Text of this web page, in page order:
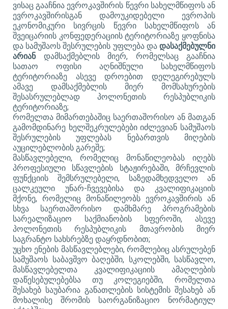
ვისაც გააჩნია ევროკავშირის წევრი სახელმწიფოს ან
ევროკავშირისგან დამოუკიდებელი ევროპის
ეკონომიკური სივრცის წევრი სახელმწიფოს ან
შვეიცარიის კონფედერაციის ტერიტორიაზე ყოფნისა
და სამუშაოს შესრულების უფლება და დასაქმებულნი
არიანდამსაქმებლის მიერ, რომელსაც გააჩნია
სათაო ოფისი აღნიშნული სახელმწიფოს
ტერიტორიაზე ასევე დროებით დელეგირებულს
ამავე დამსაქმებლის მიერ მომსახურების
შესასრულებლად პოლონეთის რესპუბლიკის
ტერიტორიაზე;
რომელთა მიმართებაშიც საერთაშორისო ან მათგან
გამომდინარე ხელშეკრულებები იძლევიან სამუშაოს
შესრულების უფლებას ნებართვის მიღების
აუცილებლობის გარეშე;
მასწავლებელი, რომელიც მონაწილეობას იღებს
პროფესიული სწავლების სტაჟირებაში, მრჩევლის
ფუნქციის შემსრულებელი, საზედამხედველო ან
ცალკეული უნარ-ჩვევებისა და კვალიფიკაციის
მქონე, რომელიც მონაწილეობს ევროკავშირის ან
სხვა საერთაშორისო დამხმარე პროგრამების
სარეალიზაციო საქმიანობის სფეროში, ასევე
პოლონეთის რესპუბლიკის მთავრობის მიერ
საგრანტო სახსრებზე დაყრდნობით;
უცხო ენების მასწავლებლები, რომლებიც ასრულებენ
სამუშაოს საბავშვო ბაღებში, სკოლებში, სასწავლო,
მასწავლებელთა კვალიფიკაციის ამაღლების
დაწესებულებებსა თუ კოლეგიებში, რომელთა
შესახებ საუბარია განათლების სისტემის შესახებ ან
მოხალისე შრომის საორგანიზაციო ნორმატიულ